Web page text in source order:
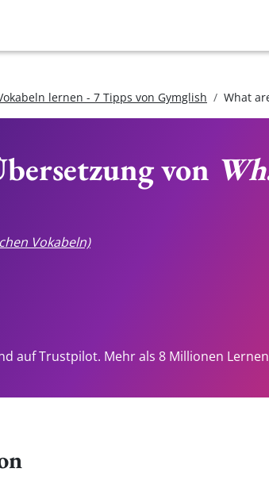
lernen - 7 Tipps von Gymglish What
von
Vokabeln)
auf Trustpilot. Mehr als 8 Millionen